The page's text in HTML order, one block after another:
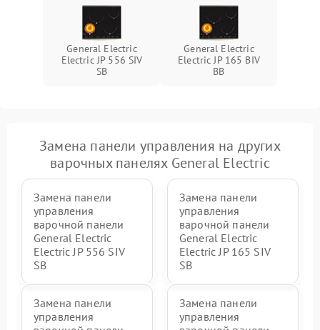
General Electric
Electric JP 556 SIV
SB
General Electric
Electric JP 165 BIV
BB
Замена панели управления на других
варочных панелях General Electric
Замена панели
управления
варочной панели
General Electric
Electric JP 556 SIV
SB
Замена панели
управления
варочной панели
General Electric
Electric JP 165 SIV
SB
Замена панели
управления
Замена панели
управления